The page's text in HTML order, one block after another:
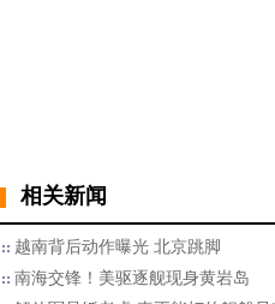
相关新闻
越南背后动作曝光 北京跳脚
南海交锋！美驱逐舰现身黄岩岛